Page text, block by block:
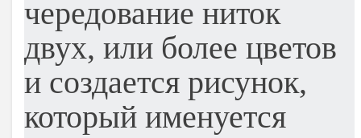
чередование ниток
двух, или более цветов
и создается рисунок,
который именуется